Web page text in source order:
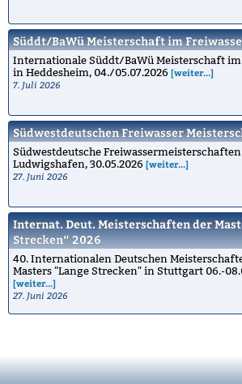
Süddt/BaWü Meisterschaft im
Internationale Süddt/BaWü Meisterschaft im
in Heddesheim, 04./05.07.2026 [weiter...]
7. Juli 2026
Südwestdeutschen Freiwasser
Südwestdeutsche
Ludwigshafen, 30.05.2026 [weiter...]
27. Juni 2026
Internat. Deut. Meisterschaften der
Strecken“ 2026
40. Internationalen Deutschen
Masters "Lange Strecken" in Stuttgart 06.-
[weiter...]
27. Juni 2026